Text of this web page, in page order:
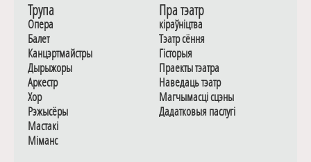
Трупа
Опера
Балет
Канцэртмайстры
Дырыжоры
Аркестр
Хор
Рэжысёры
Мастакі
Мiманс
Пра тэатр
кіраўніцтва
Тэатр сёння
Гiсторыя
Праекты тэатра
Наведаць тэатр
Магчымасцi сцэны
Дадаткoвыя паслугi